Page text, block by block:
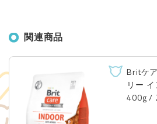
関連商品
Britケ
リー
400g /